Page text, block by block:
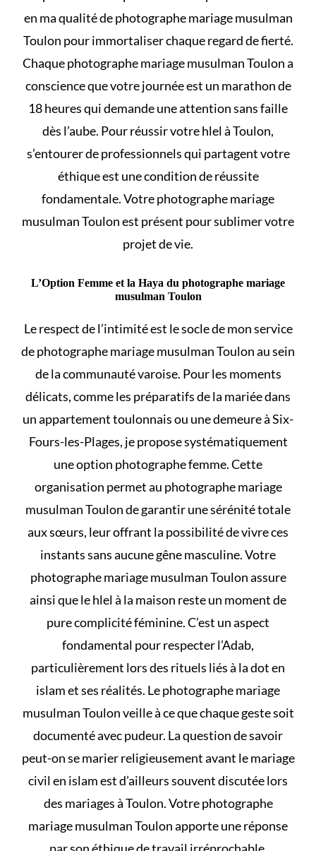
en ma qualité de photographe mariage musulman
Toulon pour immortaliser chaque regard de fierté.
Chaque photographe mariage musulman Toulon a
conscience que votre journée est un marathon de
18 heures qui demande une attention sans faille
dès l’aube. Pour réussir votrehlelà Toulon,
s’entourer de professionnels qui partagent votre
éthique est une condition de réussite
fondamentale. Votre photographe mariage
musulman Toulon est présent pour sublimer votre
projet de vie.
L’Option Femme et la Haya du photographe mariage
musulman Toulon
Le respect de l’intimité est le socle de mon service
de photographe mariage musulman Toulon au sein
de la communauté varoise. Pour les moments
délicats, comme les préparatifs de la mariée dans
un appartement toulonnais ou une demeure à Six-
Fours-les-Plages, je propose systématiquement
une option photographe femme. Cette
organisation permet au photographe mariage
musulman Toulon de garantir une sérénité totale
aux sœurs, leur offrant la possibilité de vivre ces
instants sans aucune gêne masculine. Votre
photographe mariage musulman Toulon assure
ainsi que lehlel à la maison reste un moment de
pure complicité féminine. C’est un aspect
fondamental pour respecter l’Adab,
particulièrement lors des rituels liés à la dot en
islam et ses réalités. Le photographe mariage
musulman Toulon veille à ce que chaque geste soit
documenté avec pudeur. La question de savoir
peut-on se marier religieusement avant le mariage
civil en islamest d’ailleurs souvent discutée lors
des mariages à Toulon. Votre photographe
mariage musulman Toulon apporte une réponse
par son éthique de travail irréprochable.